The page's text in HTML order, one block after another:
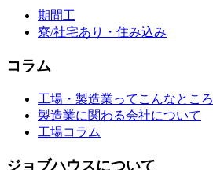
期間工
寮/社宅あり・住み込み
コラム
工場・製造業ってこんなところ
製造業に関わる会社について
工場コラム
ジョブハウスについて